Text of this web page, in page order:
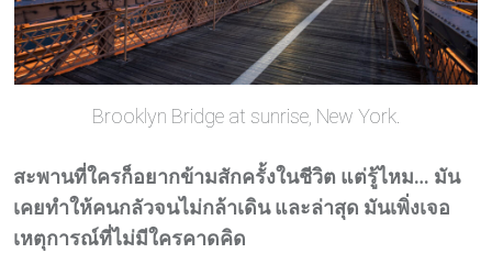
Brooklyn Bridge at sunrise, New York.
สะพานที่ใครก็อยากข้ามสักครั้งในชีวิต แต่รู้ไหม… มัน
เคยทำให้คนกลัวจนไม่กล้าเดิน และล่าสุด มันเพิ่งเจอ
เหตุการณ์ที่ไม่มีใครคาดคิด